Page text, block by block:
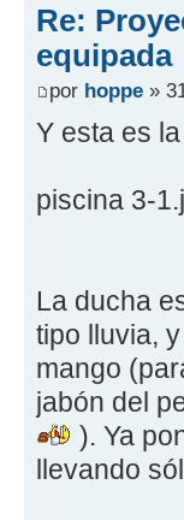
Re:
equipada
por hoppe »
Y esta es
piscina 3-
La ducha
tipo lluvia,
mango
jabón del
). Ya
llevando